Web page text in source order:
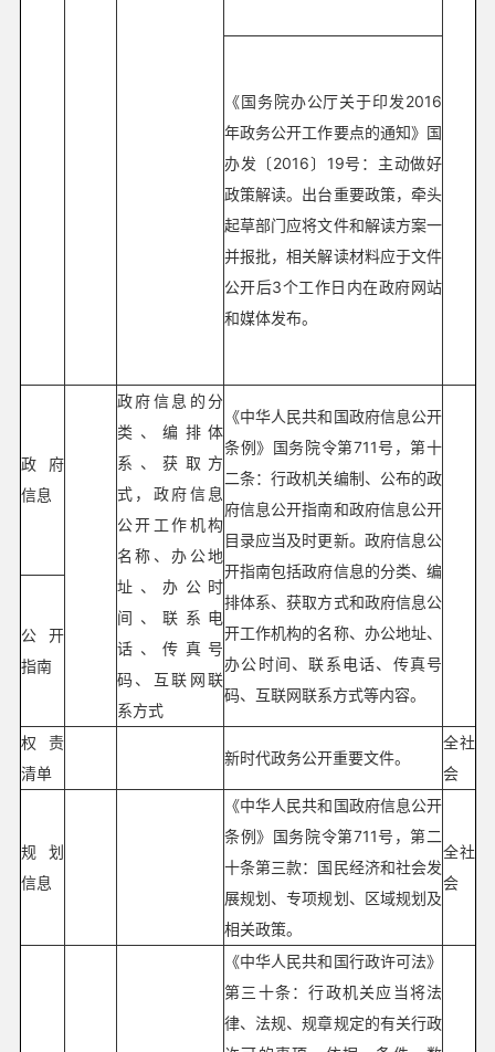
《国务院办公厅关于印发2016
年政务公开工作要点的通知》国
办发〔2016〕19号：主动做好
政策解读。出台重要政策，牵头
起草部门应将文件和解读方案一
并报批，相关解读材料应于文件
公开后3个工作日内在政府网站
和媒体发布。
政府
信息
政府信息的分
类、编排体
系、获取方
式，政府信息
公开工作机构
名称、办公地
址、办公时
间、联系电
话、传真号
码、互联网联
系方式
《中华人民共和国政府信息公开
条例》国务院令第711号，第十
二条：行政机关编制、公布的政
府信息公开指南和政府信息公开
目录应当及时更新。政府信息公
开指南包括政府信息的分类、编
排体系、获取方式和政府信息公
开工作机构的名称、办公地址、
办公时间、联系电话、传真号
码、互联网联系方式等内容。
公开
指南
权责
清单
新时代政务公开重要文件。
全社
会
规划
信息
《中华人民共和国政府信息公开
条例》国务院令第711号，第二
十条第三款：国民经济和社会发
展规划、专项规划、区域规划及
相关政策。
全社
会
《中华人民共和国行政许可法》
第三十条：行政机关应当将法
律、法规、规章规定的有关行政